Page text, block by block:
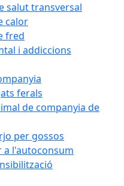
salut transversal
calor
fred
i addiccions
ferals
de companyia de
per gossos
a l'autoconsum